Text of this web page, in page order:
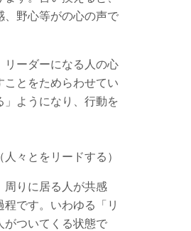
、野心等がの心の声で
リーダーになる人の心
ことをためらわせてい
」ようになり、行動を
々とをリードする）
周りに居る人が共感
程です。いわゆる「リ
がついてくる状態で